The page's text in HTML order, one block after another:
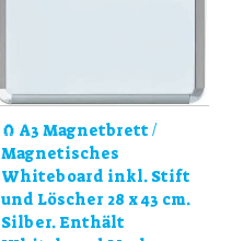
🧲 A3 Magnetbrett /
Magnetisches
Whiteboard inkl. Stift
und Löscher 28 x 43 cm.
Silber. Enthält